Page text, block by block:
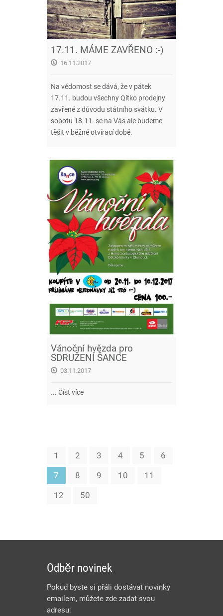
17.11. MÁME ZAVŘENO :-)
16.11.2017
Na vědomost se dává, že v pátek
17.11. budou všechny Qítko prodejny
zavřené z důvodu státního svátku. V
sobotu 18.11. se na Vás ale budeme
těšit v běžné otvírací době.
Vánoční hvězda pro
SDRUŽENÍ ŠANCE
03.11.2017
... Číst více
1 2 3 4 5
6
7
8 9 10
11
12
50
Odběr novinek
Pokud byste si přáli dostávat novinky
emailem, můžete zde zadat svou
adresu: